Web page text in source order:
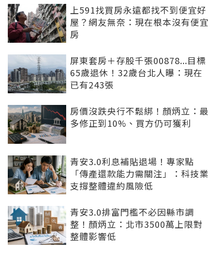
上591找買房永遠都找不到便宜好
屋？網友無奈：現在根本沒有便宜
房
屏東套房＋存股千張00878...目標
65歲退休！32歲台北人曝：現在
已有243張
房價沒跌央行不鬆綁！顏炳立：最
多修正到10%、買方仍可獲利
青安3.0利息補貼退場！專家點
「傳產還款能力需關注」：科技業
支撐整體違約風險低
青安3.0排富門檻不必因縣市調
整！顏炳立：北市3500萬上限對
整體影響低